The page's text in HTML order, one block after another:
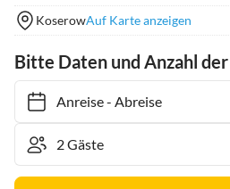
KoserowAuf Karte anzeigen
Bitte Daten und Anzahl
Anreise- Abreise